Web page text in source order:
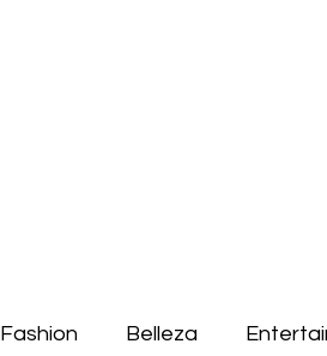
Fashion Belleza